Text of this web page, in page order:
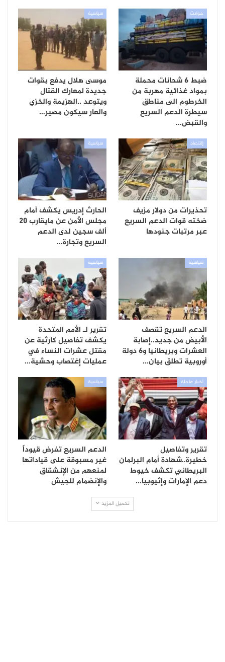
حوادث
ضبط 6 شحانات محملة
بمواد غذائية مهربة من
الخرطوم الى مناطق
سيطرة الدعم السريع
والقبض…
سياسية
موسى هلال يدفع بقوات
جديدة لمعارك القتال
ويتوعد ..الهزيمة والخزي
والعار سيكون مصير…
إقتصاد
تحذيرات من دولار مزيف
ضخته قوات الدعم السريع
عبر مرتبات جنودها
سياسية
الحارث إدريس يكشف أمام
مجلس الأمن عن مايقارب 20
ألف سجين لدى الدعم
السريع وتجارة…
سياسية
الدعم السريع تقصف
الأبيض من جديد..إصابة
العشرات وبريطانيا و6 دولة
أوروبية تطلق بيان…
سياسية
تقرير لـ الأمم المتحدة
يكشف تفاصيل كارثية عن
مقتل عشرات النساء في
عمليات إغتصاب وحشية…
أخبار عاجلة
تقرير وتفاصيل
خطيرة..شهادة أمام البرلمان
البريطاني تكشف خيوط
دعم الإمارات وإثيوبيا…
سياسية
الدعم السريع تفرض قيوداً
غير مسبوقة على قياداتها
لمنعهم من الإنشقاق
والإنضمام للجيش
تحميل المزيد